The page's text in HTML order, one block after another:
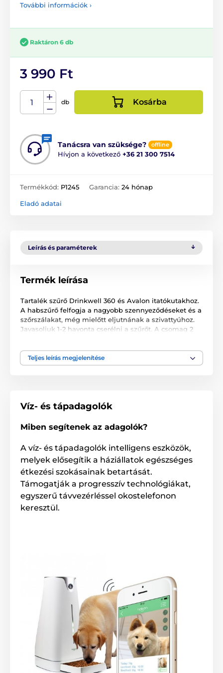
További információk ›
Raktáron 6 db
3 990 Ft
db Kosárba
Tanácsra van szüksége? offline
Hívjon a következő +36 21 300 7514
Termékkód: P1245 Garancia: 24 hónap
Eladó adatai
Leírás és paraméterek
Termék leírása
Tartalék szűrő Drinkwell 360 és Avalon itatókutakhoz.
A habszűrő felfogja a nagyobb szennyeződéseket és a
szőrszálakat, még mielőtt eljutnának a szivattyúhoz.
Javasoljuk 1-2 havonta cserélni a szűrőt. A csomag 2
A műszaki specifikációk előzetes értesítés nélkül
változhatnak. A képek csak illusztrációk.
Teljes leírás megjelenítése
Víz- és tápadagolók
Miben segítenek az adagolók?
A víz- és tápadagolók intelligens eszközök,
melyek elősegítik a háziállatok egészséges
étkezési szokásainak betartását.
Támogatják a progresszív technológiákat,
egyszerű távvezérléssel okostelefonon
keresztül.